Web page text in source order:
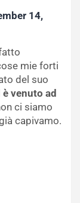
14,
mie forti
del suo
venuto ad
ci siamo
capivamo.